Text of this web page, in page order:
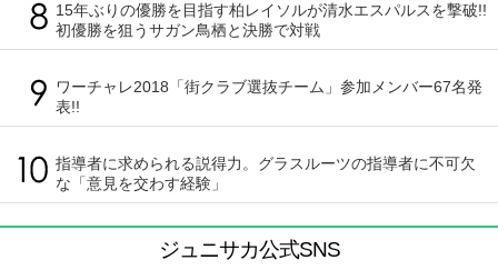
15年ぶりの優勝を目指す柏レイソルが清水エスパルスを撃破!!
初優勝を狙うサガン鳥栖と決勝で対戦
ワーチャレ2018「街クラブ選抜チーム」参加メンバー67名発
表!!
指導者に求められる説得力。グラスルーツの指導者に不可欠
な「意見を交わす経験」
ジュニサカ公式SNS